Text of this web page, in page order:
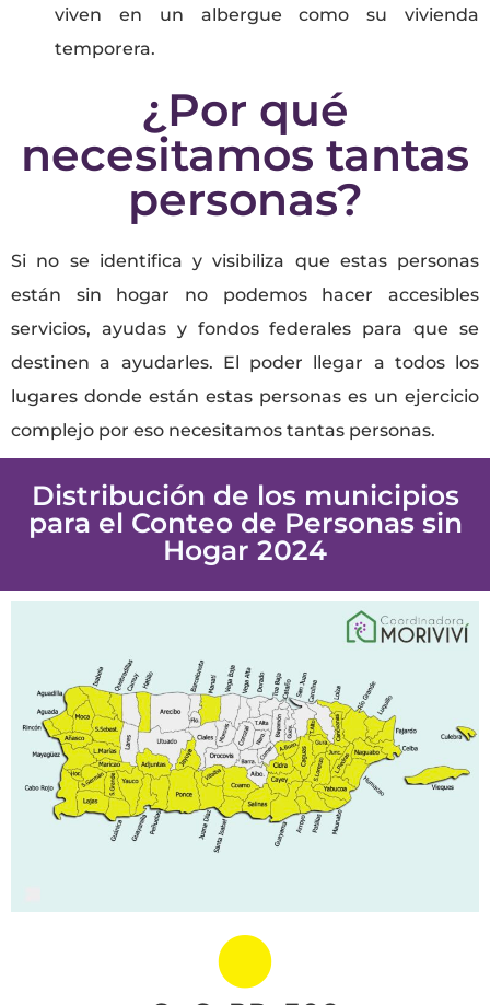
viven en un albergue como su vivienda
temporera.
¿Por qué
necesitamos tantas
personas?
Si no se identifica y visibiliza que estas personas
están sin hogar no podemos hacer accesibles
servicios, ayudas y fondos federales para que se
destinen a ayudarles. El poder llegar a todos los
lugares donde están estas personas es un ejercicio
complejo por eso necesitamos tantas personas.
Distribución de los municipios
para el Conteo de Personas sin
Hogar 2024